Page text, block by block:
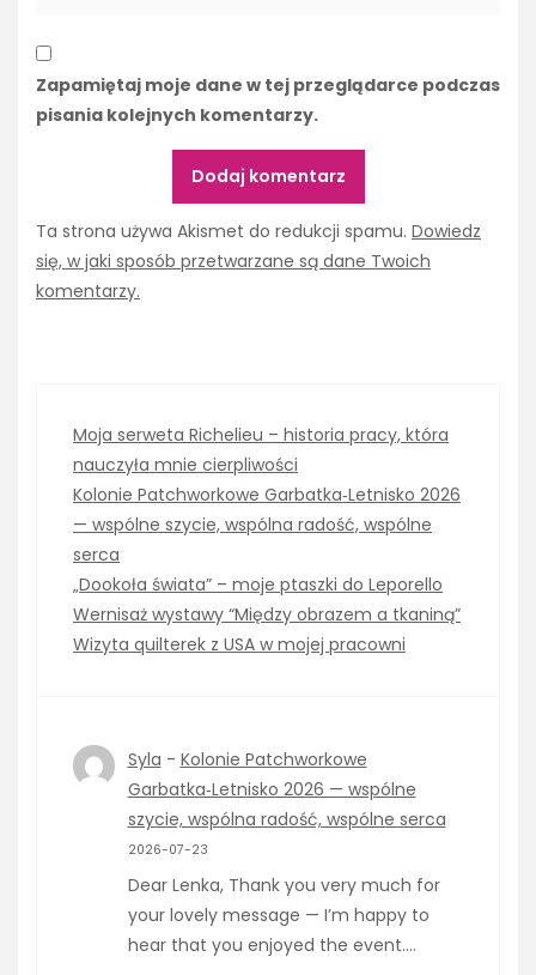
Zapamiętaj moje dane w tej przeglądarce podczas
pisania kolejnych komentarzy.
Ta strona używa Akismet do redukcji spamu. Dowiedz
się, w jaki sposób przetwarzane są dane Twoich
komentarzy.
Moja serweta Richelieu – historia pracy, która
nauczyła mnie cierpliwości
Kolonie Patchworkowe Garbatka‑Letnisko 2026
— wspólne szycie, wspólna radość, wspólne
serca
„Dookoła świata” – moje ptaszki do Leporello
Wernisaż wystawy “Między obrazem a tkaniną”
Wizyta quilterek z USA w mojej pracowni
Syla - Kolonie Patchworkowe
Garbatka‑Letnisko 2026 — wspólne
szycie, wspólna radość, wspólne serca
2026-07-23
Dear Lenka, Thank you very much for
your lovely message — I’m happy to
hear that you enjoyed the event.…